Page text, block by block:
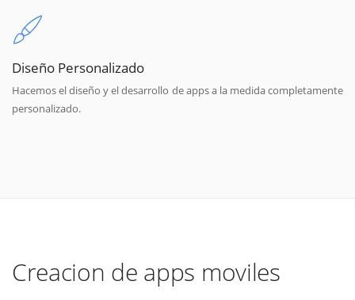
Diseño Personalizado
Hacemos el diseño y el desarrollo de apps a la medida completamente
personalizado.
Creacion de apps moviles